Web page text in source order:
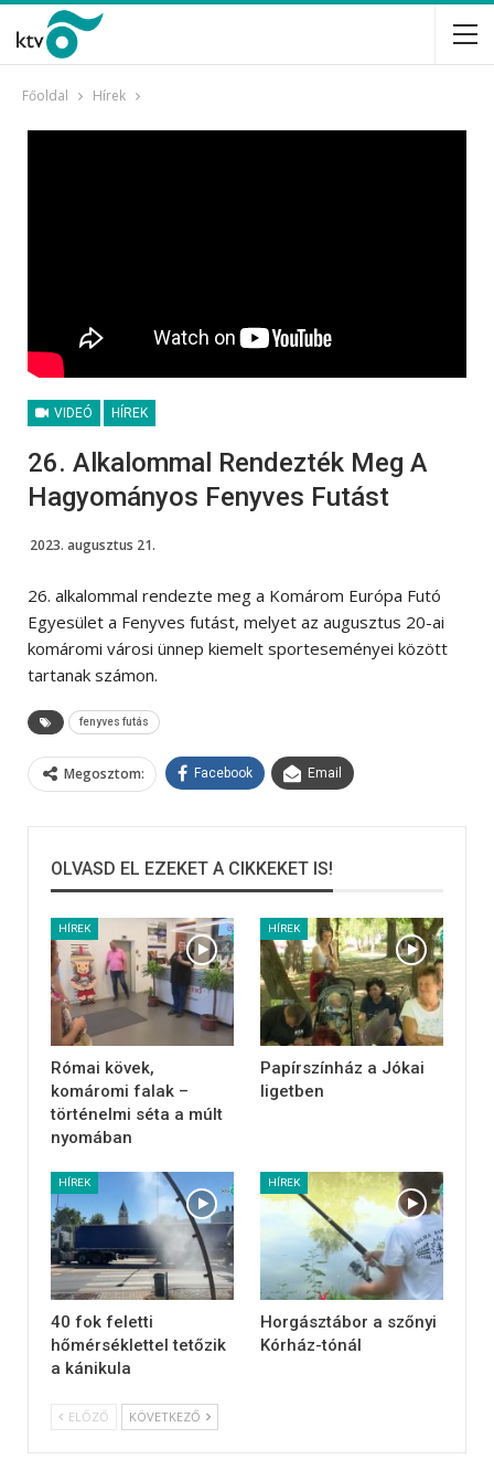
Főoldal Hírek
VIDEÓ HÍREK
26. Alkalommal Rendezték Meg A
Hagyományos Fenyves Futást
2023. augusztus 21.
26. alkalommal rendezte meg a Komárom Európa Futó
Egyesület a Fenyves futást, melyet az augusztus 20-ai
komáromi városi ünnep kiemelt sporteseményei között
tartanak számon.
fenyves futás
Megosztom: Facebook Email
OLVASD EL EZEKET A CIKKEKET IS!
HÍREK
Római kövek,
komáromi falak –
történelmi séta a múlt
nyomában
HÍREK
Papírszínház a Jókai
ligetben
HÍREK
40 fok feletti
hőmérséklettel tetőzik
a kánikula
HÍREK
Horgásztábor a szőnyi
Kórház-tónál
ELŐZŐ KÖVETKEZŐ